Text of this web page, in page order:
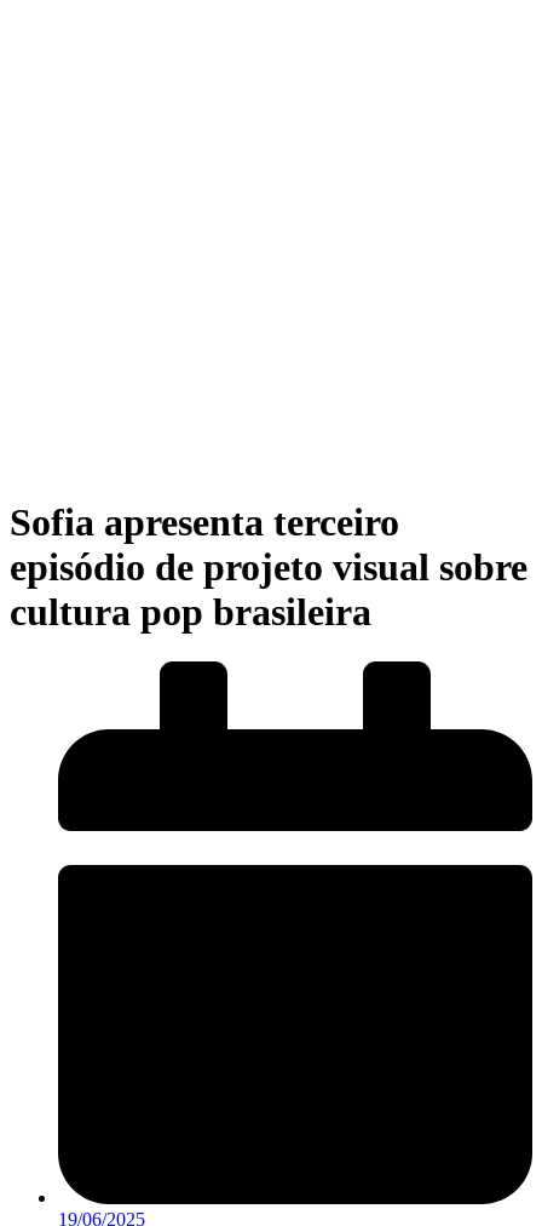
Sofia apresenta terceiro
episódio de projeto visual sobre
cultura pop brasileira
19/06/2025